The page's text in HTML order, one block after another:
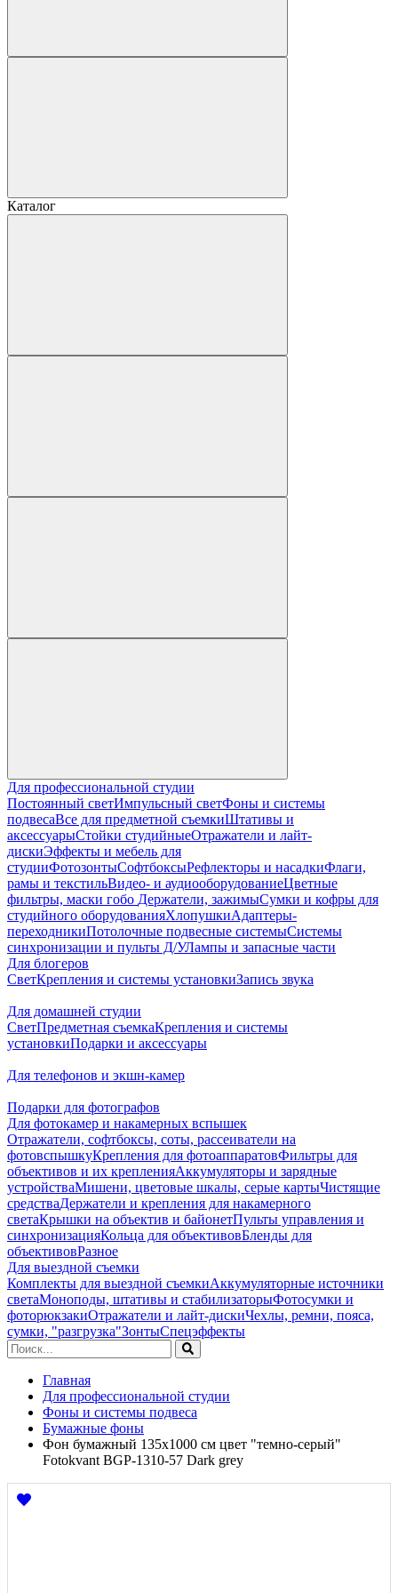
Каталог
Для профессиональной студии
Постоянный светИмпульсный светФоны и системы
подвесаВсе для предметной съемкиШтативы и
аксессуарыСтойки студийныеОтражатели и лайт-
дискиЭффекты и мебель для
студииФотозонтыСофтбоксыРефлекторы и насадкиФлаги,
рамы и текстильВидео- и аудиооборудованиеЦветные
фильтры, маски гобо Держатели, зажимыСумки и кофры для
студийного оборудованияХлопушкиАдаптеры-
переходникиПотолочные подвесные системыСистемы
синхронизации и пульты Д/УЛампы и запасные части
Для блогеров
СветКрепления и системы установкиЗапись звука
Для домашней студии
СветПредметная съемкаКрепления и системы
установкиПодарки и аксессуары
Для телефонов и экшн-камер
Подарки для фотографов
Для фотокамер и накамерных вспышек
Отражатели, софтбоксы, соты, рассеиватели на
фотовспышкуКрепления для фотоаппаратовФильтры для
объективов и их крепленияАккумуляторы и зарядные
устройстваМишени, цветовые шкалы, серые картыЧистящие
средстваДержатели и крепления для накамерного
светаКрышки на объектив и байонетПульты управления и
синхронизацияКольца для объективовБленды для
объективовРазное
Для выездной съемки
Комплекты для выездной съемкиАккумуляторные источники
светаМоноподы, штативы и стабилизаторыФотосумки и
фоторюкзакиОтражатели и лайт-дискиЧехлы, ремни, пояса,
сумки, "разгрузка"ЗонтыСпецэффекты
Главная
Для профессиональной студии
Фоны и системы подвеса
Бумажные фоны
Фон бумажный 135х1000 см цвет "темно-серый"
Fotokvant BGP-1310-57 Dark grey